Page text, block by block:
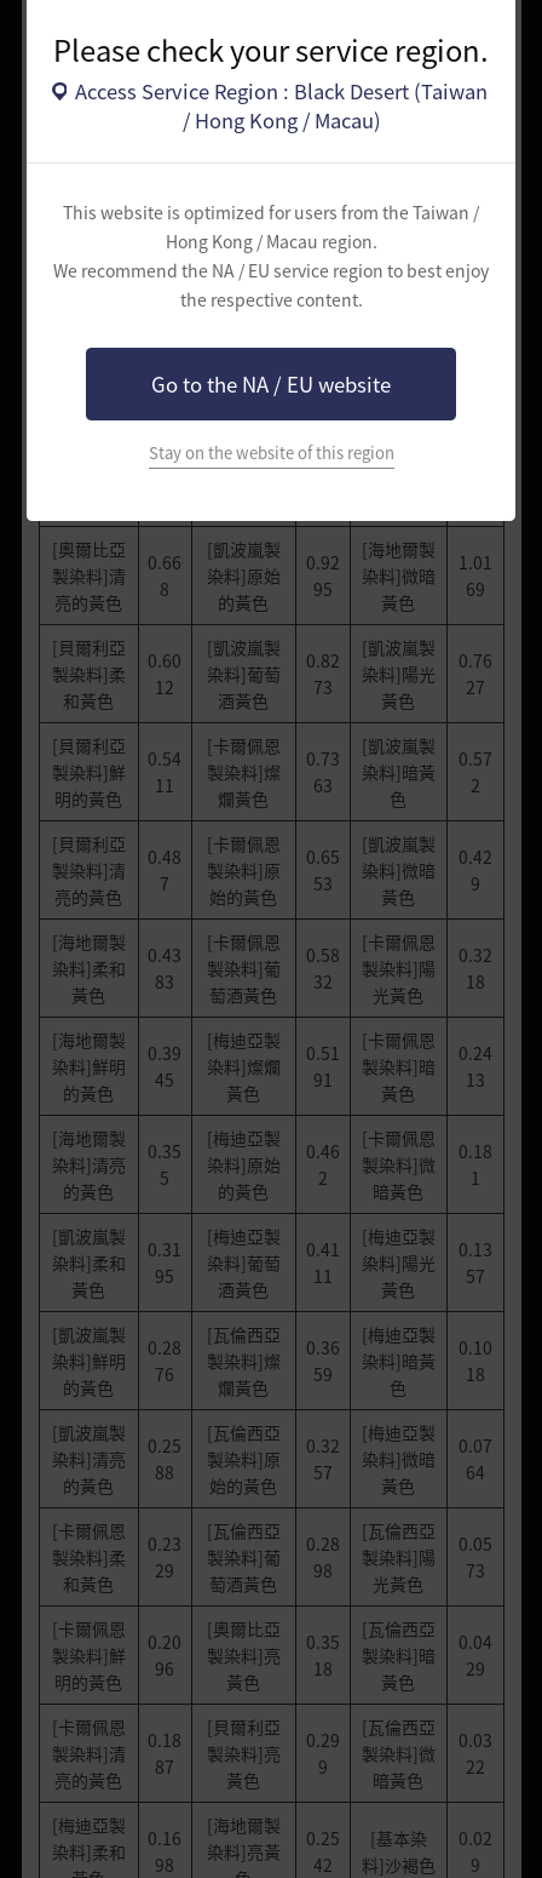
Please check your service region.
Access Service Region : Black Desert (Taiwan
/ Hong Kong / Macau)
This website is optimized for users from the Taiwan /
Hong Kong / Macau region.
We recommend the NA / EU service region to best enjoy
the respective content.
Go to the NA / EU website
Stay on the website of this region
[梅迪亞製
染料]純黃
08
[貝爾利亞
製染料]葡
萄酒黃色
46
[貝爾利亞
製染料]陽
光黃色
53
黃色
0.17
黃色
1.48
黃色
3.21
[基本染料]
0.43
[海地爾製
染料]原始
的黃色
1.31
86
[貝爾利亞
製染料]微
2.41
[奧爾比亞
47
[海地爾製
染料]葡萄
35
[海地爾製
染料]陽光
0.74
[凱波嵐製
染料]燦爛
1.04
[海地爾製
染料]暗黃
[奧爾比亞
製染料]清
亮的黃色
0.66
8
[凱波嵐製
染料]原始
的黃色
0.92
95
[海地爾製
染料]微暗
黃色
1.01
69
[貝爾利亞
製染料]柔
和黃色
0.60
12
[凱波嵐製
染料]葡萄
酒黃色
0.82
73
[凱波嵐製
染料]陽光
黃色
0.76
27
[貝爾利亞
製染料]鮮
明的黃色
0.54
11
[卡爾佩恩
製染料]燦
爛黃色
0.73
63
[凱波嵐製
染料]暗黃
色
0.57
2
[貝爾利亞
製染料]清
亮的黃色
0.48
7
[卡爾佩恩
製染料]原
始的黃色
0.65
53
[凱波嵐製
染料]微暗
黃色
0.42
9
[海地爾製
染料]柔和
黃色
0.43
83
[卡爾佩恩
製染料]葡
萄酒黃色
0.58
32
[卡爾佩恩
製染料]陽
光黃色
0.32
18
[海地爾製
染料]鮮明
的黃色
0.39
45
[梅迪亞製
染料]燦爛
黃色
0.51
91
[卡爾佩恩
製染料]暗
黃色
0.24
13
[海地爾製
染料]清亮
的黃色
0.35
5
[梅迪亞製
染料]原始
的黃色
0.46
2
[卡爾佩恩
製染料]微
暗黃色
0.18
1
[凱波嵐製
染料]柔和
黃色
0.31
95
[梅迪亞製
染料]葡萄
酒黃色
0.41
11
[梅迪亞製
染料]陽光
黃色
0.13
57
[凱波嵐製
染料]鮮明
的黃色
0.28
76
[瓦倫西亞
製染料]燦
爛黃色
0.36
59
[梅迪亞製
染料]暗黃
色
0.10
18
[凱波嵐製
染料]清亮
的黃色
0.25
88
[瓦倫西亞
製染料]原
始的黃色
0.32
57
[梅迪亞製
染料]微暗
黃色
0.07
64
[卡爾佩恩
製染料]柔
和黃色
0.23
29
[瓦倫西亞
製染料]葡
萄酒黃色
0.28
98
[瓦倫西亞
製染料]陽
光黃色
0.05
73
[卡爾佩恩
製染料]鮮
明的黃色
0.20
96
[奧爾比亞
製染料]亮
黃色
0.35
18
[瓦倫西亞
製染料]暗
黃色
0.04
29
[卡爾佩恩
製染料]清
亮的黃色
0.18
87
[貝爾利亞
製染料]亮
黃色
0.29
9
[瓦倫西亞
製染料]微
暗黃色
0.03
22
[梅迪亞製
染料]柔和
0.16
98
[海地爾製
染料]亮黃
0.25
42
[基本染
料]沙褐色
0.02
9